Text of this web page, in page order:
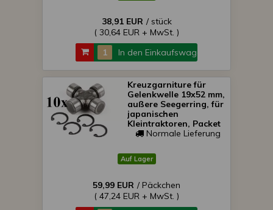
38,91 EUR / stück
( 30,64 EUR + MwSt. )
In den Einkaufswagen
Kreuzgarniture für
Gelenkwelle 19x52 mm,
außere Seegerring, für
japanischen
Kleintraktoren, Packet
von 10 Stück,
Normale Lieferung
Auf Lager
59,99 EUR / Päckchen
( 47,24 EUR + MwSt. )